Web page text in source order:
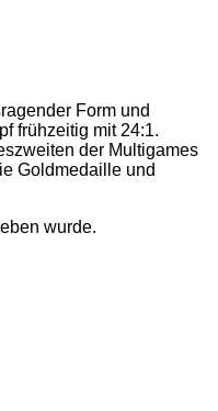
Form und
frühzeitig mit 24:1.
der Multigames
Goldmedaille und
wurde.